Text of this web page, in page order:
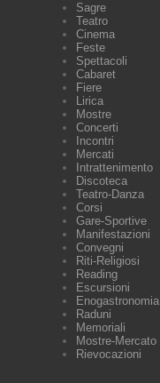
Sagre
Teatro
Cinema
Feste
Spettacoli
Cabaret
Fiere
Lirica
Mostre
Concerti
Incontri
Mercati
Intrattenimento
Discoteca
Teatro-Danza
Corsi
Gare-Sportive
Manifestazioni
Convegni
Riti-Religiosi
Reading
Escursioni
Enogastronomia
Raduni
Memoriali
Mostre-Mercato
Rievocazioni